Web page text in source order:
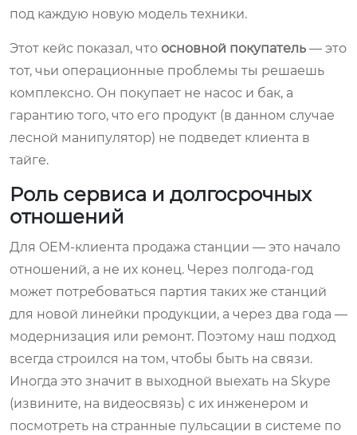
под каждую новую модель техники.
Этот кейс показал, что основной покупатель — это
тот, чьи операционные проблемы ты решаешь
комплексно. Он покупает не насос и бак, а
гарантию того, что его продукт (в данном случае
лесной манипулятор) не подведет клиента в
тайге.
Роль сервиса и долгосрочных
отношений
Для OEM-клиента продажа станции — это начало
отношений, а не их конец. Через полгода-год
может потребоваться партия таких же станций
для новой линейки продукции, а через два года —
модернизация или ремонт. Поэтому наш подход
всегда строился на том, чтобы быть на связи.
Иногда это значит в выходной выехать на Skype
(извините, на видеосвязь) с их инженером и
посмотреть на странные пульсации в системе по